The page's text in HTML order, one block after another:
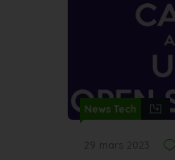
News Tech
29 mars 2023